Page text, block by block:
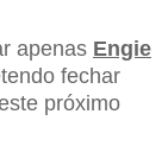
apenas Engie
fechar
próximo